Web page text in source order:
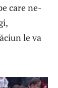
care ne-
le va